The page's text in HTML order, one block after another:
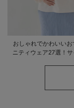
おしゃれでかわいいお
ニティウェア27選！サ